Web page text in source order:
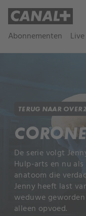
Abonnementen
TERUG NAAR
De serie volgt
Hulp-arts en nu
anatoom die
Jenny heeft last
weduwe
alleen opvoed.